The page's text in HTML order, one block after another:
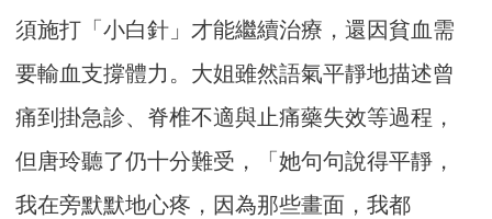
須施打「小白針」才能繼續治療，還因貧血需
要輸血支撐體力。大姐雖然語氣平靜地描述曾
痛到掛急診、脊椎不適與止痛藥失效等過程，
但唐玲聽了仍十分難受，「她句句說得平靜，
我在旁默默地心疼，因為那些畫面，我都